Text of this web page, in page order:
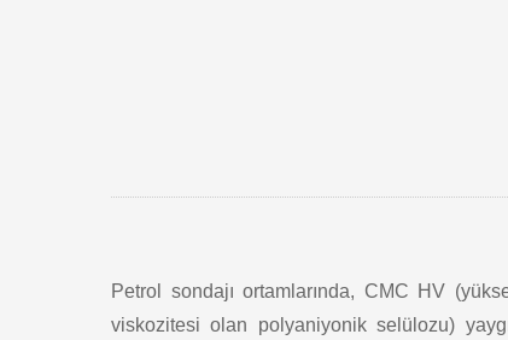
Petrol sondajı ortamlarında, CMC HV
viskozitesi olan polyaniyonik selülozu)